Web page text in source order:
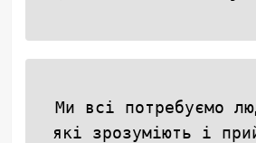
Ми всі потребуємо
які зрозуміють і